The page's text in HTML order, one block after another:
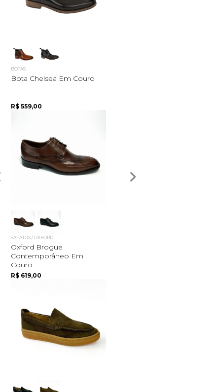
BOTAS
Bota Chelsea Em Couro
R$ 559,00
SAPATOS / OXFORD
Oxford Brogue
Contemporâneo Em
Couro
R$ 619,00